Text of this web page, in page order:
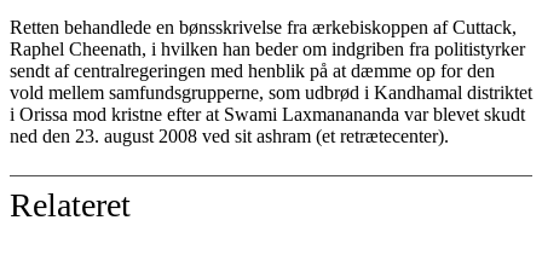
Retten behandlede en bønsskrivelse fra ærkebiskoppen af Cuttack,
Raphel Cheenath, i hvilken han beder om indgriben fra politistyrker
sendt af centralregeringen med henblik på at dæmme op for den
vold mellem samfundsgrupperne, som udbrød i Kandhamal distriktet
i Orissa mod kristne efter at Swami Laxmanananda var blevet skudt
ned den 23. august 2008 ved sit ashram (et retrætecenter).
Relateret